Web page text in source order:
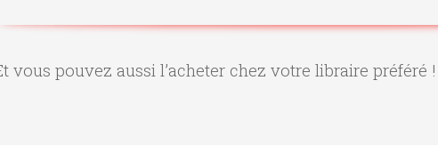
vous pouvez aussi l’acheter chez votre libraire préféré !